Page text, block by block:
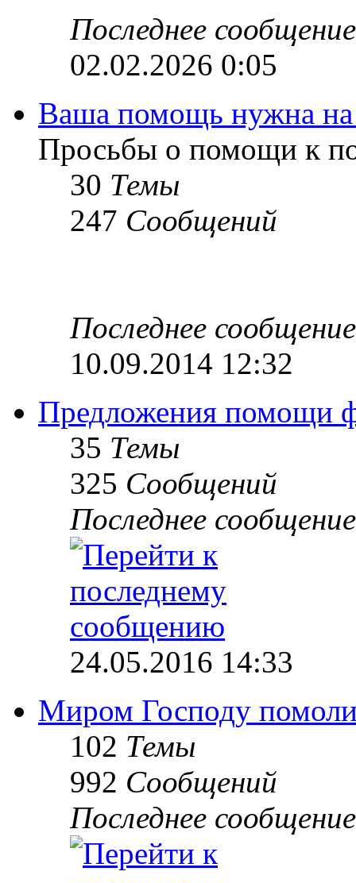
Последнее сообщение
02.02.2026 0:05
Ваша помощь нужна
Просьбы о помощи к
30 Темы
247 Сообщений
Последнее сообщение
10.09.2014 12:32
Предложения помощи
35 Темы
325 Сообщений
Последнее сообщение
24.05.2016 14:33
Миром Господу
102 Темы
992 Сообщений
Последнее сообщение